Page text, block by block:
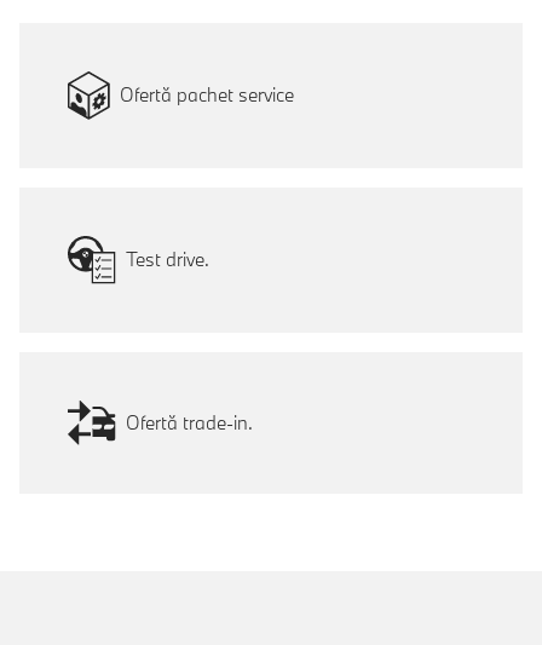
Ofertă pachet service
Test drive.
Ofertă trade-in.